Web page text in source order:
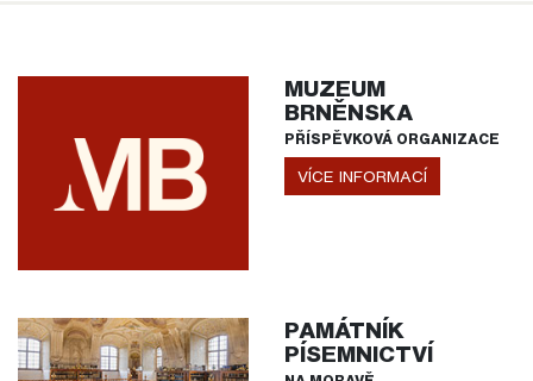
MUZEUM
BRNĚNSKA
PŘÍSPĚVKOVÁ ORGANIZACE
VÍCE INFORMACÍ
PAMÁTNÍK
PÍSEMNICTVÍ